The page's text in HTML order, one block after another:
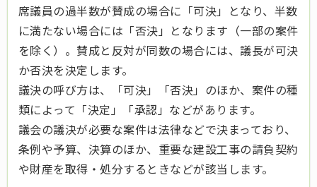
席議員の過半数が賛成の場合に「可決」となり、半数
に満たない場合には「否決」となります（一部の案件
を除く）。賛成と反対が同数の場合には、議長が可決
か否決を決定します。
議決の呼び方は、「可決」「否決」のほか、案件の種
類によって「決定」「承認」などがあります。
議会の議決が必要な案件は法律などで決まっており、
条例や予算、決算のほか、重要な建設工事の請負契約
や財産を取得・処分するときなどが該当します。